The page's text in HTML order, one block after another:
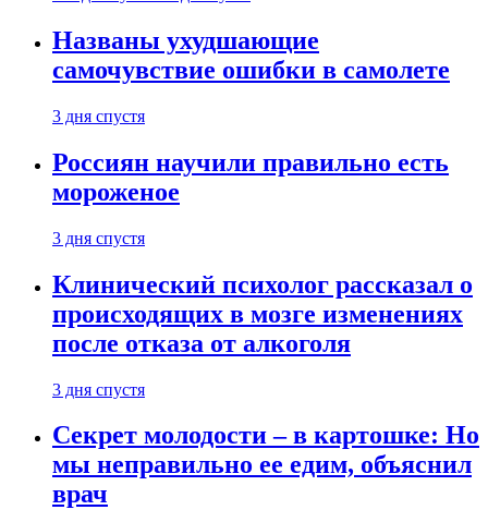
Названы ухудшающие
самочувствие ошибки в самолете
3 дня спустя
Россиян научили правильно есть
мороженое
3 дня спустя
Клинический психолог рассказал о
происходящих в мозге изменениях
после отказа от алкоголя
3 дня спустя
Секрет молодости – в картошке: Но
мы неправильно ее едим, объяснил
врач